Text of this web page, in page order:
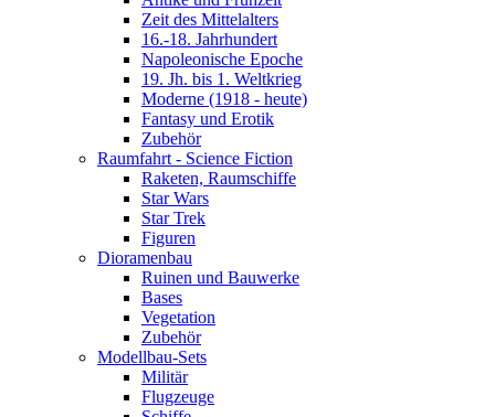
Zeit des Mittelalters
16.-18. Jahrhundert
Napoleonische Epoche
19. Jh. bis 1. Weltkrieg
Moderne (1918 - heute)
Fantasy und Erotik
Zubehör
Raumfahrt - Science Fiction
Raketen, Raumschiffe
Star Wars
Star Trek
Figuren
Dioramenbau
Ruinen und Bauwerke
Bases
Vegetation
Zubehör
Modellbau-Sets
Militär
Flugzeuge